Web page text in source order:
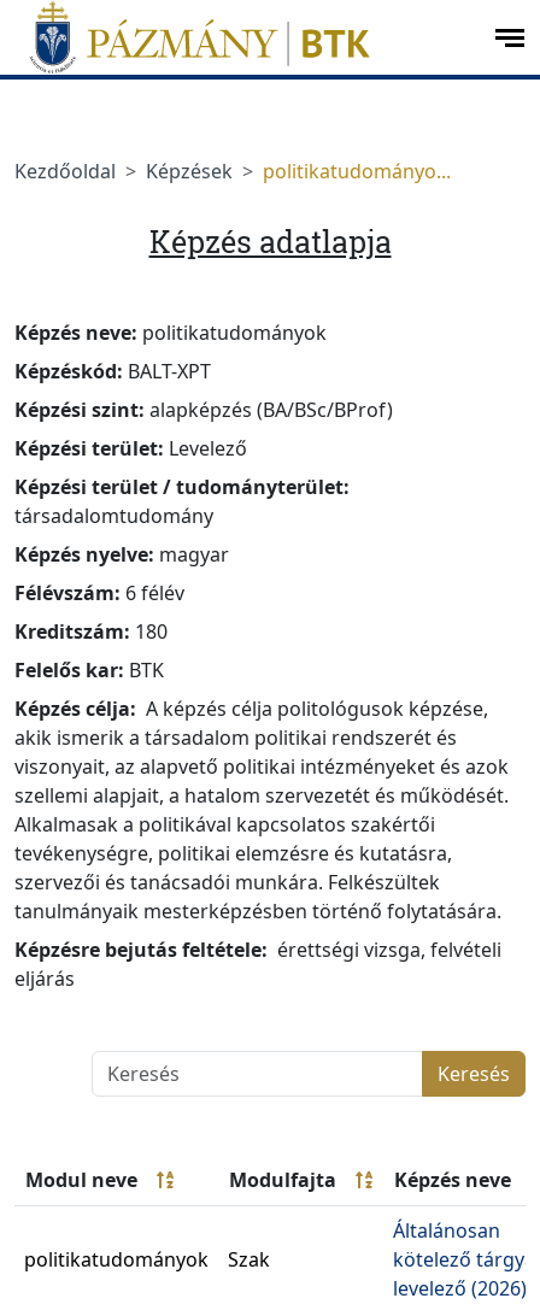
Ugrás a menüre
Ugrás a tartalomra
Kezdőoldal Képzések politikatudományo...
Képzés adatlapja
Képzés neve: politikatudományok
Képzéskód: BALT-XPT
Képzési szint: alapképzés (BA/BSc/BProf)
Képzési terület: Levelező
Képzési terület / tudományterület:
társadalomtudomány
Képzés nyelve: magyar
Félévszám: 6 félév
Kreditszám: 180
Felelős kar: BTK
Képzés célja: A képzés célja politológusok képzése,
akik ismerik a társadalom politikai rendszerét és
viszonyait, az alapvető politikai intézményeket és azok
szellemi alapjait, a hatalom szervezetét és működését.
Alkalmasak a politikával kapcsolatos szakértői
tevékenységre, politikai elemzésre és kutatásra,
szervezői és tanácsadói munkára. Felkészültek
tanulmányaik mesterképzésben történő folytatására.
Képzésre bejutás feltétele: érettségi vizsga, felvételi
eljárás
Keresés
Modul neve Modulfajta Képzés neve
politikatudományok Szak
Általánosan
kötelező
levelező (2026)